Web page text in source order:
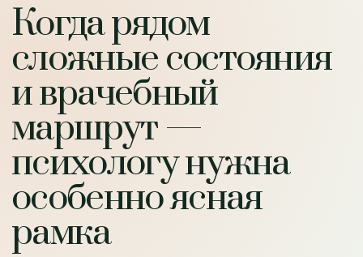
Когда рядом
сложные состояния
и врачебный
маршрут —
психологу нужна
особенно ясная
рамка